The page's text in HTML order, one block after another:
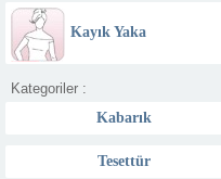
Kayık Yaka
Kategoriler :
Kabarık
Tesettür